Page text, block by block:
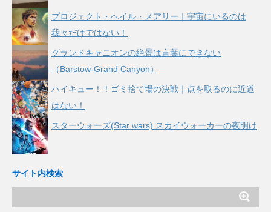
プロジェクト・ヘイル・メアリー｜宇宙にいるのは
我々だけではない！
グランドキャニオンの絶景は言葉にできない
（Barstow-Grand Canyon）
ハイキュー！！ゴミ捨て場の決戦｜点を取るのに近道
はない！
スターウォーズ(Star wars) スカイウォーカーの夜明け
サイト内検索